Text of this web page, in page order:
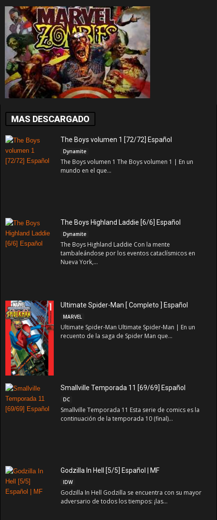
MAS DESCARGADO
The Boys volumen 1 [72/72] Español
Dynamite
The Boys volumen 1 The Boys volumen 1 | En un
mundo en el que...
The Boys Highland Laddie [6/6] Español
Dynamite
The Boys Highland Laddie Con la mente
tambaleándose por los eventos cataclísmicos en
Nueva York,...
Ultimate Spider-Man [ Completo ] Español
MARVEL
Ultimate Spider-Man Ultimate Spider-Man | En un
recuento de la saga de Spider Man que...
Smallville Temporada 11 [69/69] Español
DC
Smallville Temporada 11 Esta serie de comics es la
continuación de la temporada 10 (final)...
Godzilla In Hell [5/5] Español | MF
IDW
Godzilla In Hell Godzilla se encuentra con su mayor
adversario de todos los tiempos: ¡las...